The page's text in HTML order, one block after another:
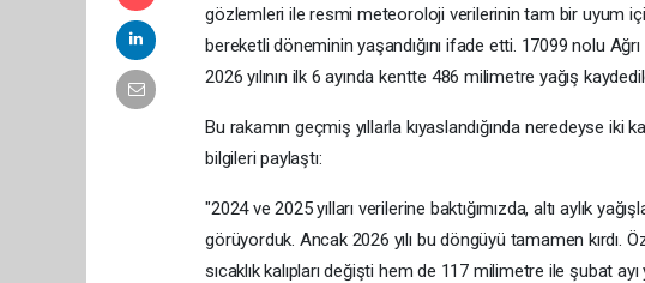
gözlemleri ile resmi meteoroloji verilerinin tam bir uyum
bereketli döneminin yaşandığını ifade etti. 17099 nolu
2026 yılının ilk 6 ayında kentte 486 milimetre yağış
Bu rakamın geçmiş yıllarla kıyaslandığında neredeyse iki
bilgileri paylaştı:
"2024 ve 2025 yılları verilerine baktığımızda, altı aylık
görüyorduk. Ancak 2026 yılı bu döngüyü tamamen kırdı.
sıcaklık kalıpları değişti hem de 117 milimetre ile şubat ayı